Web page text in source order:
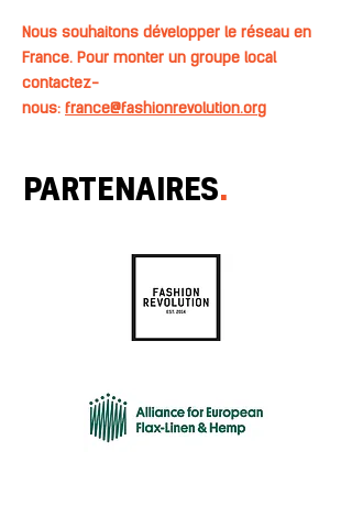
Nous souhaitons développer le réseau en
France. Pour monter un groupe local
contactez-
nous: france@fashionrevolution.org
PARTENAIRES.